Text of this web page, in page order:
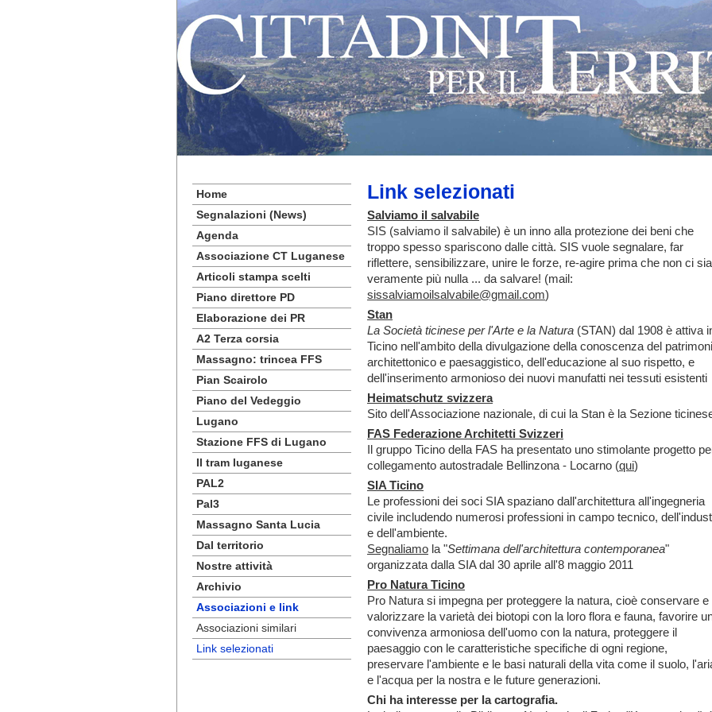
Home
Segnalazioni (News)
Agenda
Associazione CT Luganese
Articoli stampa scelti
Piano direttore PD
Elaborazione dei PR
A2 Terza corsia
Massagno: trincea FFS
Pian Scairolo
Piano del Vedeggio
Lugano
Stazione FFS di Lugano
Il tram luganese
PAL2
Pal3
Massagno Santa Lucia
Dal territorio
Nostre attività
Archivio
Associazioni e link
Associazioni similari
Link selezionati
Link selezionati
Salviamo il salvabile
SIS (salviamo il salvabile) è un inno alla protezione dei beni che
troppo spesso spariscono dalle città. SIS vuole segnalare, far
riflettere, sensibilizzare, unire le forze, re-agire prima che non ci sia
veramente più nulla ... da salvare! (mail:
sissalviamoilsalvabile@gmail.com)
Stan
La Società ticinese per l'Arte e la Natura (STAN) dal 1908 è attiva
Ticino nell'ambito della divulgazione della conoscenza del
architettonico e paesaggistico, dell'educazione al suo rispetto, e
dell'inserimento armonioso dei nuovi manufatti nei tessuti esistenti
Heimatschutz svizzera
Sito dell'Associazione nazionale, di cui la Stan è la Sezione
FAS Federazione Architetti Svizzeri
Il gruppo Ticino della FAS ha presentato uno stimolante progetto
collegamento autostradale Bellinzona - Locarno (qui)
SIA Ticino
Le professioni dei soci SIA spaziano dall'architettura all'ingegneria
civile includendo numerosi professioni in campo tecnico,
e dell'ambiente.
Segnaliamo la "Settimana dell'architettura contemporanea"
organizzata dalla SIA dal 30 aprile all'8 maggio 2011
Pro Natura Ticino
Pro Natura si impegna per proteggere la natura, cioè conservare e
valorizzare la varietà dei biotopi con la loro flora e fauna, favorire
convivenza armoniosa dell'uomo con la natura, proteggere il
paesaggio con le caratteristiche specifiche di ogni regione,
preservare l'ambiente e le basi naturali della vita come il suolo,
e l'acqua per la nostra e le future generazioni.
Chi ha interesse per la cartografia.